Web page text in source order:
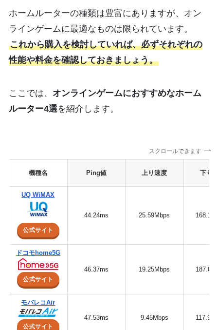
ホームルーターの種類は豊富にありますが、オン
ラインゲームに最適なものは限られています。
これから購入を検討していれば、必ずそれぞれの
性能や料金を確認しておきましょう。
ここでは、 オンラインゲームにおすすめなホーム
ルーター4選を紹介します。
スクロールできます
機種名 Ping値 上り速度 下り
UQ WiMAX
公式サイト
44.24ms 25.59Mbps
ドコモhome5G
公式サイト
46.37ms 19.25Mbps
モバレコAir
公式サイト
47.53ms 9.45Mbps